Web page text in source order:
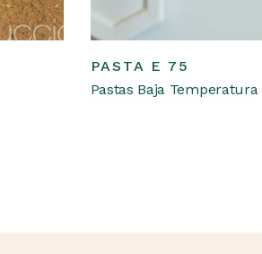
PASTA E 75
Pastas Baja Temperatura